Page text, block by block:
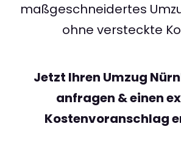
maßgeschneidertes
ohne versteckte
Jetzt Ihren Umzug
anfragen & einen
Kostenvoranschlag